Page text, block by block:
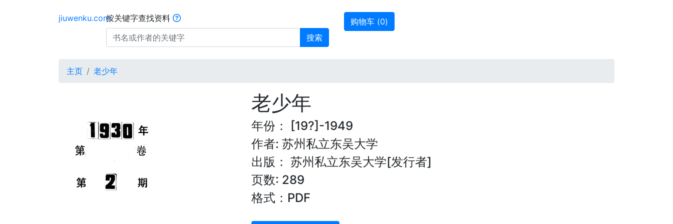
jiuwenku.com按关键字查找资料
搜索
购物车 (0)
主页 老少年
老少年
年份： [19?]-1949
作者: 苏州私立东吴大学
出版： 苏州私立东吴大学[发行者]
页数: 289
格式：PDF